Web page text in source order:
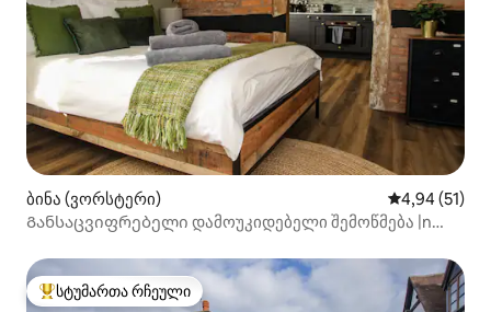
ბინა (ვორსტერი) საშუალო
4,94 (51)
Განსაცვიფრებელი დამოუკიდებელი შემოწმება |n
სტუმართა რჩეული მოწინავე ვარიანტი
სტუმართა რჩეული